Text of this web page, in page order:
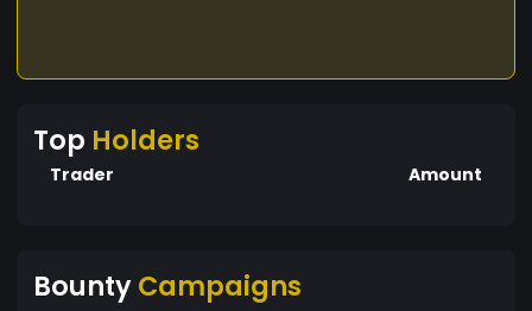
Top Holders
Trader Amount
BountyCampaigns